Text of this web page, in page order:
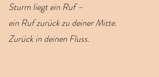
Sturm liegt ein Ruf –
ein Ruf zurück zu deiner Mitte.
Zurück in deinen Fluss.